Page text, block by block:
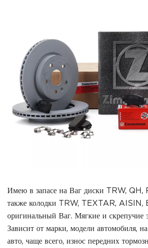
Имею в запасе на Ваг диски TRW,
также колодки TRW, TEXTAR, AISIN,
оригинальный Ваг. Мягкие и скрепучие
Зависит от марки, модели автомобиля,
авто, чаще всего, износ передних